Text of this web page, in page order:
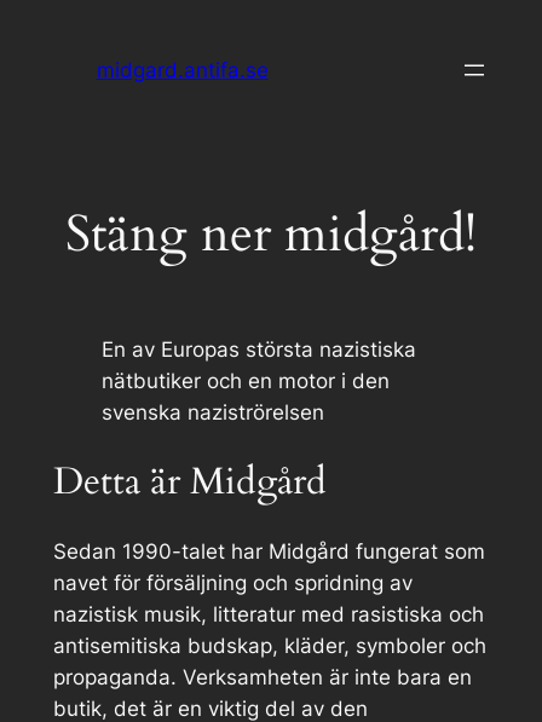
midgard.antifa.se
Stäng ner midgård!
En av Europas största nazistiska
nätbutiker och en motor i den
svenska naziströrelsen
Detta är Midgård
Sedan 1990-talet har Midgård fungerat som
navet för försäljning och spridning av
nazistisk musik, litteratur med rasistiska och
antisemitiska budskap, kläder, symboler och
propaganda. Verksamheten är inte bara en
butik, det är en viktig del av den